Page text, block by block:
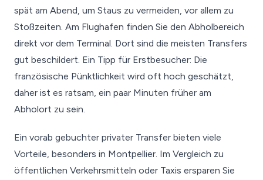
spät am Abend, um Staus zu vermeiden, vor allem zu
Stoßzeiten. Am Flughafen finden Sie den Abholbereich
direkt vor dem Terminal. Dort sind die meisten Transfers
gut beschildert. Ein Tipp für Erstbesucher: Die
französische Pünktlichkeit wird oft hoch geschätzt,
daher ist es ratsam, ein paar Minuten früher am
Abholort zu sein.
Ein vorab gebuchter privater Transfer bieten viele
Vorteile, besonders in Montpellier. Im Vergleich zu
öffentlichen Verkehrsmitteln oder Taxis ersparen Sie